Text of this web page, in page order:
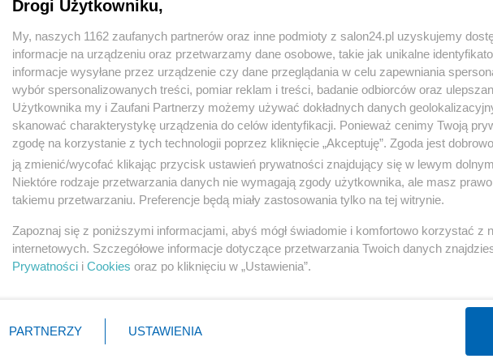
Polityka
PiS
Rząd
NATO
KO
Gospodarka
Biznes
Pieniądze
Centralny Port Komunikacyjny
Inwestycje
Podatki
Drogi Użytkowniku,
My, naszych 1162 zaufanych partnerów oraz inne podmioty z salon24.pl uzyskujemy
informacje na urządzeniu oraz przetwarzamy dane osobowe, takie jak unikalne
informacje wysyłane przez urządzenie czy dane przeglądania w celu zapewniania
wybór spersonalizowanych treści, pomiar reklam i treści, badanie odbiorców oraz
Użytkownika my i Zaufani Partnerzy możemy używać dokładnych danych
skanować charakterystykę urządzenia do celów identyfikacji. Ponieważ cenimy Twoją
zgodę na korzystanie z tych technologii poprzez kliknięcie „Akceptuję”. Zgoda jest
ją zmienić/wycofać klikając przycisk ustawień prywatności znajdujący się w lewym
Niektóre rodzaje przetwarzania danych nie wymagają zgody użytkownika, ale masz
takiemu przetwarzaniu. Preferencje będą miały zastosowania tylko na tej witrynie.
Zapoznaj się z poniższymi informacjami, abyś mógł świadomie i komfortowo korzystać z
internetowych. Szczegółowe informacje dotyczące przetwarzania Twoich danych
Prywatności i Cookies oraz po kliknięciu w „Ustawienia”.
PARTNERZY USTAWIENIA